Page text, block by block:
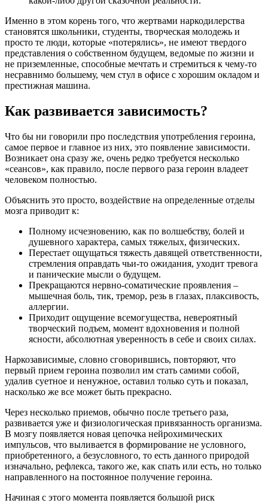
Именно в этом корень того, что жертвами наркодилерства
становятся школьники, студенты, творческая молодежь и
просто те люди, которые «потерялись», не имеют твердого
представления о собственном будущем, ведомые по жизни и
не приземленные, способные мечтать и стремиться к чему-то
несравнимо большему, чем стул в офисе с хорошим окладом и
престижная машина.
Как развивается зависимость?
Что бы ни говорили про последствия употребления героина,
самое первое и главное из них, это появление зависимости.
Возникает она сразу же, очень редко требуется несколько
«сеансов», как правило, после первого раза героин владеет
человеком полностью.
Объяснить это просто, воздействие на определенные отделы
мозга приводит к:
Полному исчезновению, как по волшебству, болей и
душевного характера, самых тяжелых, физических.
Перестает ощущаться тяжесть давящей ответственности,
стремления оправдать чьи-то ожидания, уходит тревога
и панические мысли о будущем.
Прекращаются нервно-соматические проявления –
мышечная боль, тик, тремор, резь в глазах, плаксивость,
аллергии.
Приходит ощущение всемогущества, невероятный
творческий подъем, момент вдохновения и полной
ясности, абсолютная уверенность в себе и своих силах.
Наркозависимые, словно сговорившись, повторяют, что
первый прием героина позволил им стать самими собой,
удалив суетное и ненужное, оставил только суть и показал,
насколько же все может быть прекрасно.
Через несколько приемов, обычно после третьего раза,
развивается уже и физиологическая привязанность организма.
В мозгу появляется новая цепочка нейрохимических
импульсов, что выливается в формирование не условного,
приобретенного, а безусловного, то есть данного природой
изначально, рефлекса, такого же, как спать или есть, но только
направленного на постоянное получение героина.
Начиная с этого момента появляется большой риск